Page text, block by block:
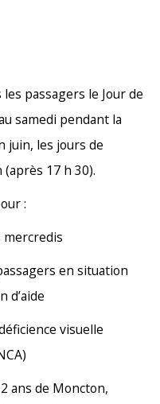
passagers le Jour de
samedi pendant la
juin, les jours de
17 h 30).
:
mercredis
en situation
d’aide
visuelle
ans de Moncton,